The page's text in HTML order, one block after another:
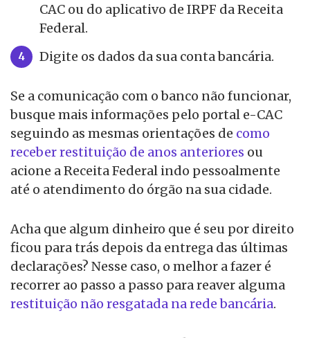
CAC ou do aplicativo de IRPF da Receita
Federal.
Digite os dados da sua conta bancária.
Se a comunicação com o banco não funcionar,
busque mais informações pelo portal e-CAC
seguindo as mesmas orientações de como
receber restituição de anos anteriores ou
acione a Receita Federal indo pessoalmente
até o atendimento do órgão na sua cidade.
Acha que algum dinheiro que é seu por direito
ficou para trás depois da entrega das últimas
declarações? Nesse caso, o melhor a fazer é
recorrer ao passo a passo para reaver alguma
restituição não resgatada na rede bancária.